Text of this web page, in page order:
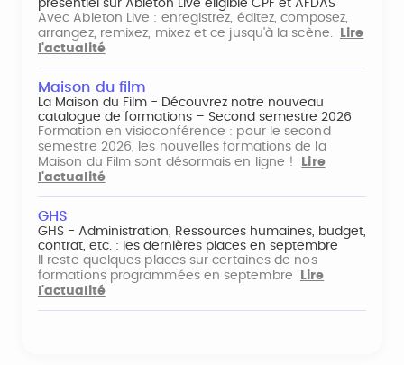
présentiel sur Ableton Live éligible CPF et AFDAS
Avec Ableton Live : enregistrez, éditez, composez,
arrangez, remixez, mixez et ce jusqu'à la scène.
Lire
l'actualité
Maison du film
La Maison du Film - Découvrez notre nouveau
catalogue de formations – Second semestre 2026
Formation en visioconférence : pour le second
semestre 2026, les nouvelles formations de la
Maison du Film sont désormais en ligne !
Lire
l'actualité
GHS
GHS - Administration, Ressources humaines, budget,
contrat, etc. : les dernières places en septembre
Il reste quelques places sur certaines de nos
formations programmées en septembre
Lire
l'actualité